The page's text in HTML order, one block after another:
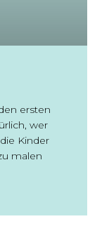
ersten
wer
Kinder
malen